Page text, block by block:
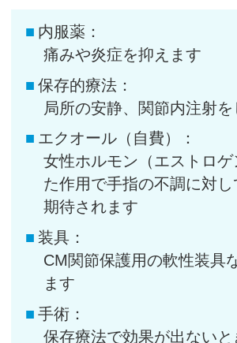
内服薬：
痛みや炎症を抑えます
保存的療法：
局所の安静、関節内注射を
エクオール（自費）：
女性ホルモン（エストロゲ
た作用で手指の不調に対
期待されます
装具：
CM関節保護用の軟性装具
ます
手術：
保存療法で効果が出ないと